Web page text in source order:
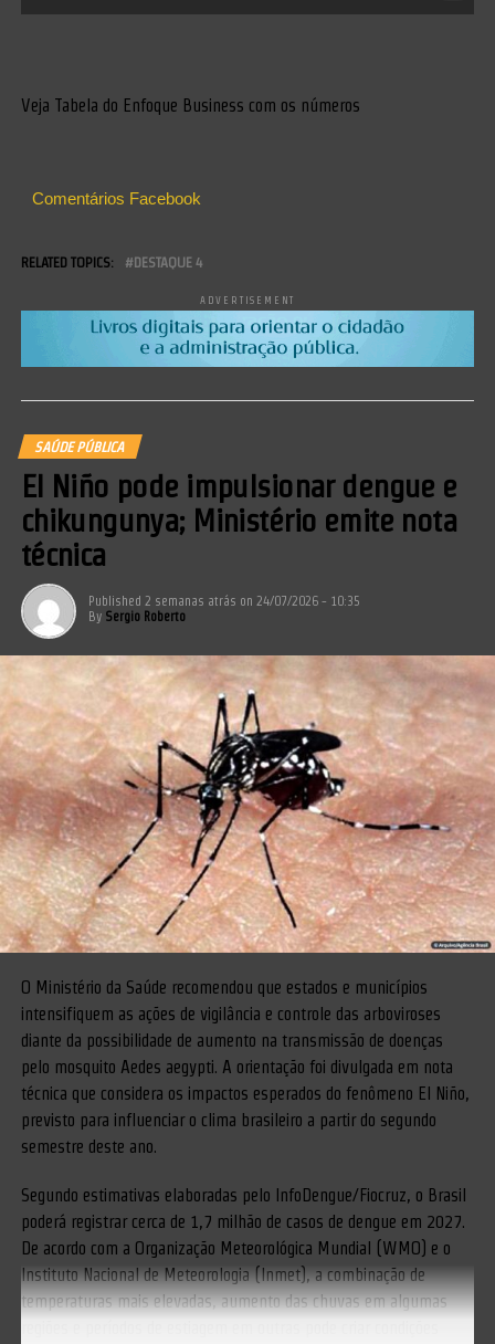
Veja Tabela do Enfoque Business com os números
Comentários Facebook
RELATED TOPICS: DESTAQUE 4
ADVERTISEMENT
SAÚDE PÚBLICA
El Niño pode impulsionar dengue e
chikungunya; Ministério emite nota
técnica
Published 2 semanas atrás on 24/07/2026 - 10:35
By Sergio Roberto
O Ministério da Saúde recomendou que estados e municípios
intensifiquem as ações de vigilância e controle das arboviroses
diante da possibilidade de aumento na transmissão de doenças
pelo mosquito Aedes aegypti. A orientação foi divulgada em nota
técnica que considera os impactos esperados do fenômeno El Niño,
previsto para influenciar o clima brasileiro a partir do segundo
semestre deste ano.
Segundo estimativas elaboradas pelo InfoDengue/Fiocruz, o Brasil
poderá registrar cerca de 1,7 milhão de casos de dengue em 2027.
De acordo com a Organização Meteorológica Mundial (WMO) e o
Instituto Nacional de Meteorologia (Inmet), a combinação de
temperaturas mais elevadas, aumento das chuvas em algumas